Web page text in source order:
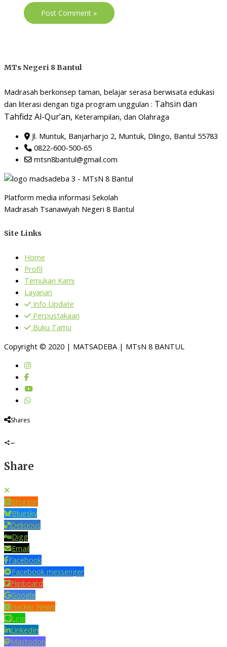
MTs Negeri 8 Bantul
Madrasah berkonsep taman, belajar serasa berwisata edukasi
dan literasi dengan tiga program unggulan : Tahsin dan
Tahfidz Al-Qur’an, Keterampilan, dan Olahraga
Jl. Muntuk, Banjarharjo 2, Muntuk, Dlingo, Bantul 55783
0822-600-500-65
mtsn8bantul@gmail.com
Platform media informasi Sekolah
Madrasah Tsanawiyah Negeri 8 Bantul
Site Links
Home
Profil
Temukan Kami
Layanan
Info Update
Perpustakaan
Buku Tamu
Copyright © 2020 | MATSADEBA | MTsN 8 BANTUL
Shares
Share
Blogger
Bluesky
Delicious
Digg
Email
Facebook
Facebook messenger
Flipboard
Google
Hacker News
Line
LinkedIn
Mastodon